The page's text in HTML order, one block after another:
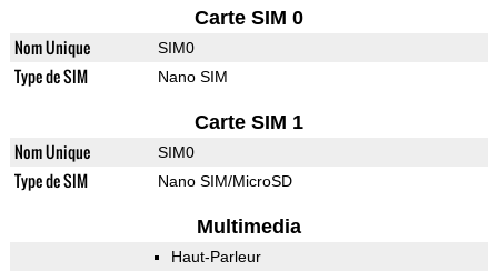
Carte SIM 0
Nom Unique SIM0
Type de SIM Nano SIM
Carte SIM 1
Nom Unique SIM0
Type de SIM Nano SIM/MicroSD
Multimedia
Haut-Parleur